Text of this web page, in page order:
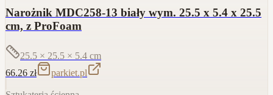
Narożnik MDC258-13 biały wym. 25.5 x 5.4 x 25.5
cm, z ProFoam
25.5 × 25.5 × 5.4 cm
66.26 zł parkiet.pl